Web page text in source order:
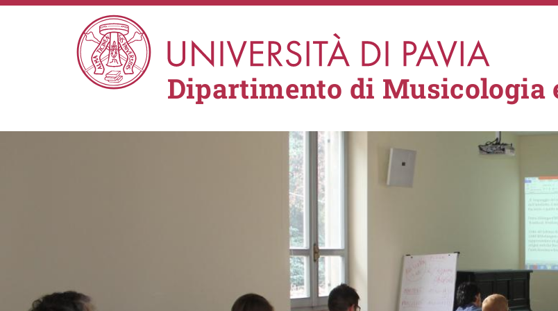
Salta al contenuto principale
Dipartimento di Musicologia